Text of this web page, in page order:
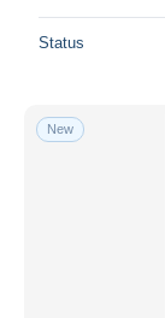
Status
New